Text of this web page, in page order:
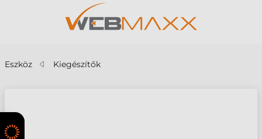
Eszköz Kiegészítők